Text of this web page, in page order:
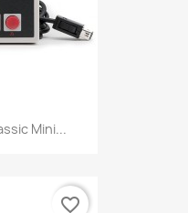
Mini...
favorite_border